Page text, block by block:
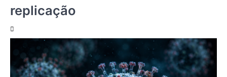
replicação